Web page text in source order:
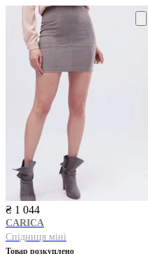
₴ 1 044
CARICA
Спідниця міні
Товар розкуплено